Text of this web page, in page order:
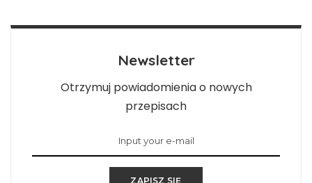
Newsletter
Otrzymuj powiadomienia o nowych
przepisach
ZAPISZ SIĘ